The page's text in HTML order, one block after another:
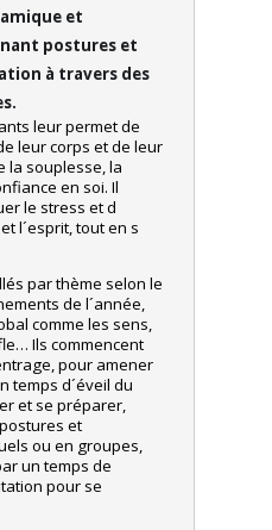
et
postures et
à travers des
leur permet de
leur corps et de leur
la souplesse, la
en soi. Il
le stress et d
l´esprit, tout en s
par thème selon le
de l´année,
comme les sens,
Ils commencent
pour amener
temps d´éveil du
et se préparer,
et
ou en groupes,
un temps de
pour se